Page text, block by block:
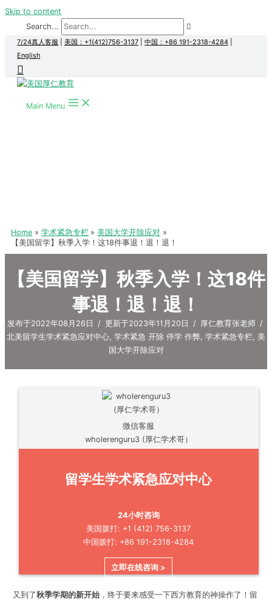
Skip to content
Search...
7/24真人客服 美国：+1(412)756-3137 中国：+86 191-2318-4284
English
Main Menu
Home 学术紧急专栏
美国大学开除应对
【美国留学】秋季入学！这18件事退！退！退！
【美国留学】秋季入学！这18件
事退！退！退！
发布于2022年08月26日 / 更新于2023年11月20日 / 厚仁教育张老师 /
北美留学生学术紧急应对中心, 学术紧急 开除 停学 作弊, 学术紧急专栏, 美
国大学开除应对
微信客服
wholerenguru3 (厚仁学术哥）
留学生学术紧急应对中心
24小时咨询
美国拨打: +1 (412) 756-3137
中国拨打: +86 191-2318-4284
立即在线咨询 >
又到了秋季学期的新开始，终于要来感受一下西方教育的神操作了！留